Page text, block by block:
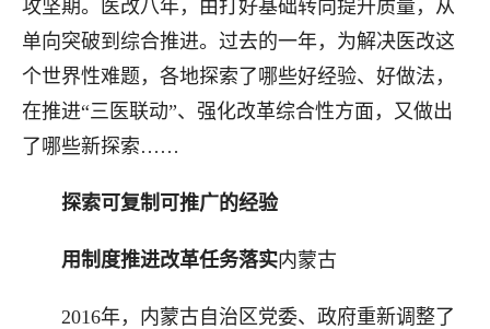
攻坚期。医改八年，由打好基础转向提升质量，从
单向突破到综合推进。过去的一年，为解决医改这
个世界性难题，各地探索了哪些好经验、好做法，
在推进“三医联动”、强化改革综合性方面，又做出
了哪些新探索……
探索可复制可推广的经验
用制度推进改革任务落实内蒙古
2016年，内蒙古自治区党委、政府重新调整了